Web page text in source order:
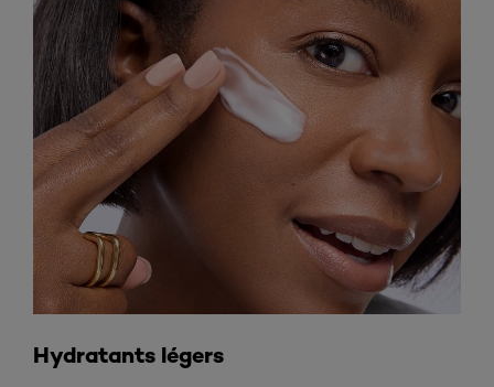
Hydratants légers